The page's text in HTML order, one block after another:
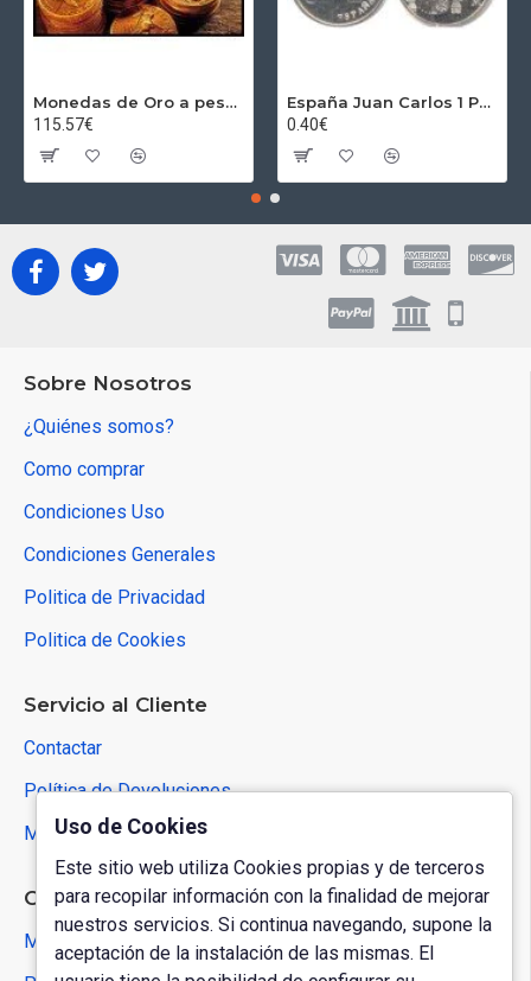
Monedas de Oro a peso por gramos al precio del día + 2,5% Au
115.57€
España Juan Carlos 1 Peseta JC 1989 Madrid ND
0.40€
Sobre Nosotros
¿Quiénes somos?
Como comprar
Condiciones Uso
Condiciones Generales
Politica de Privacidad
Politica de Cookies
Servicio al Cliente
Contactar
Política de Devoluciones
Mapa del Sitio
Cuenta de Usuario
Mi Cuenta
Uso de Cookies
Este sitio web utiliza Cookies propias y de terceros
para recopilar información con la finalidad de mejorar
nuestros servicios. Si continua navegando, supone la
aceptación de la instalación de las mismas. El